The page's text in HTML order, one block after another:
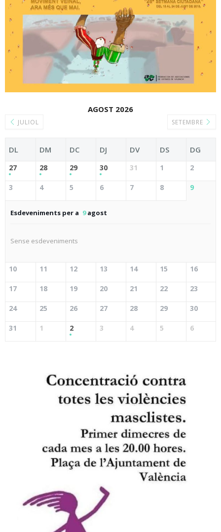
JULIOL
AGOST 2026
SETEMBRE
DL DM DC DJ DV DS DG
27 28 29 30 31 1 2
3 4 5 6 7 8 9
Esdeveniments per a 9agost
Sense esdeveniments
10 11 12 13 14 15 16
17 18 19 20 21 22 23
24 25 26 27 28 29 30
31 1 2 3 4 5 6